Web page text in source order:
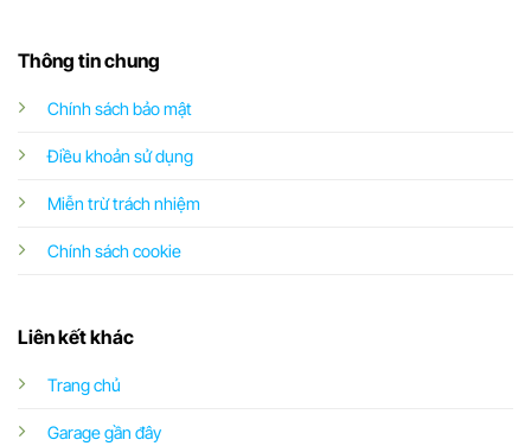
Thông tin chung
Chính sách bảo mật
Điều khoản sử dụng
Miễn trừ trách nhiệm
Chính sách cookie
Liên kết khác
Trang chủ
Garage gần đây